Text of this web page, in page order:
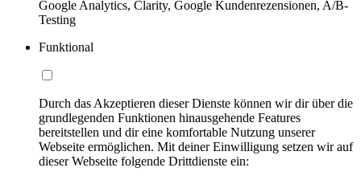
Google Analytics, Clarity, Google Kundenrezensionen, A/B-
Testing
Funktional
Durch das Akzeptieren dieser Dienste können wir dir über die
grundlegenden Funktionen hinausgehende Features
bereitstellen und dir eine komfortable Nutzung unserer
Webseite ermöglichen. Mit deiner Einwilligung setzen wir auf
dieser Webseite folgende Drittdienste ein: